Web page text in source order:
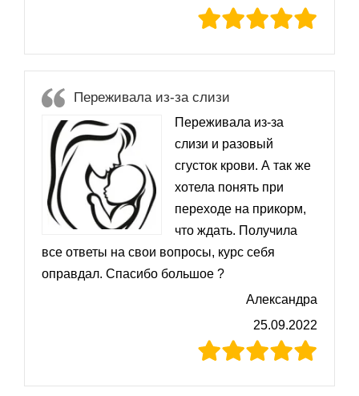
Переживала из-за слизи
Переживала из-за
слизи и разовый
сгусток крови. А так же
хотела понять при
переходе на прикорм,
что ждать. Получила
все ответы на свои вопросы, курс себя
оправдал. Спасибо большое ?
Александра
25.09.2022